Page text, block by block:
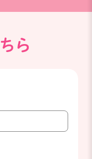
リアと無期限契約